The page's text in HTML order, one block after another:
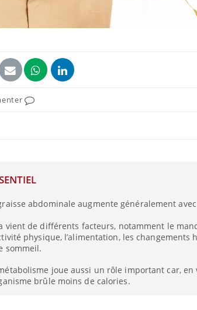
abdominale augmente généralement avec
vient de différents facteurs, notamment le
physique, l’alimentation, les changements
sommeil.
joue aussi un rôle important car, en
brûle moins de calories.
pour
de la
reste entourée d'idées